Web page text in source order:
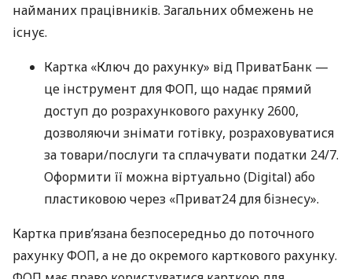
найманих працівників. Загальних обмежень не
існує.
Картка «Ключ до рахунку» від ПриватБанк —
це інструмент для ФОП, що надає прямий
доступ до розрахункового рахунку 2600,
дозволяючи знімати готівку, розраховуватися
за товари/послуги та сплачувати податки 24/7.
Оформити її можна віртуально (Digital) або
пластиковою через «Приват24 для бізнесу».
Картка прив’язана безпосередньо до поточного
рахунку ФОП, а не до окремого карткового рахунку.